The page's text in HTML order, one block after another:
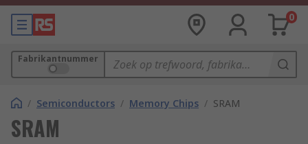
0
Fabrikantnummer
/ Semiconductors / Memory Chips / SRAM
SRAM